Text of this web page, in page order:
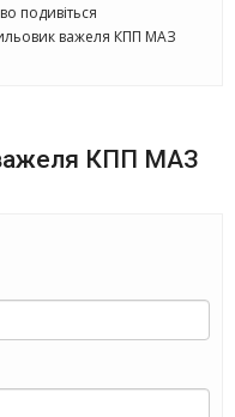
подивіться
важеля КПП МАЗ
важеля КПП МАЗ